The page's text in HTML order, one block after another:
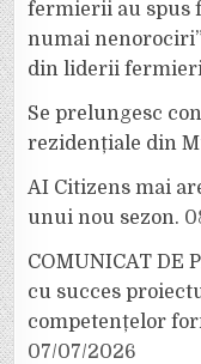
fermierii au spus
numai
din liderii
Se prelungesc
rezidențiale din
AI Citizens mai
unui nou sezon.
COMUNICAT DE
cu succes
competențelor
07/07/2026